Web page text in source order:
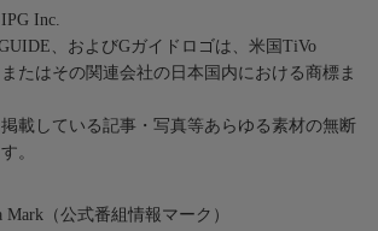
Inc.
、およびGガイドロゴは、米国TiVo
たはその関連会社の日本国内における商標ま
載している記事・写真等あらゆる素材の無断
。
Mark（公式番組情報マーク）